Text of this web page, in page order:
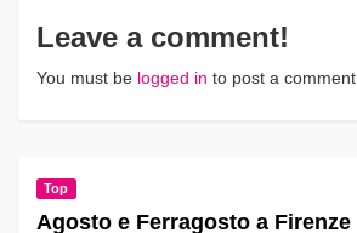
Leave a comment!
You must be logged in to post a comment.
Top
Agosto e Ferragosto a Firenze